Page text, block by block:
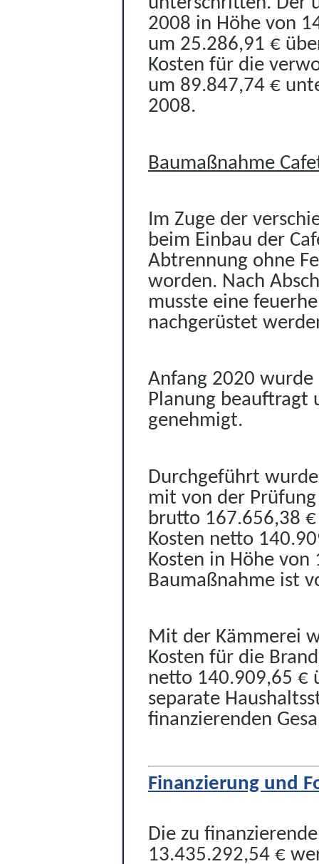
2008 in Höhe von
um 25.286,91 €
Kosten für die
um 89.847,74 €
2008.
Baumaßnahme
Im Zuge der
beim Einbau der
Abtrennung ohne
worden. Nach
musste eine
nachgerüstet
Anfang 2020
Planung beauftragt
genehmigt.
Durchgeführt
mit von der
brutto 167.656,38
Kosten netto
Kosten in Höhe
Baumaßnahme ist
Mit der Kämmerei
Kosten für die
netto 140.909,65 €
separate
finanzierenden
Finanzierung und
Die zu
13.435.292,54 €